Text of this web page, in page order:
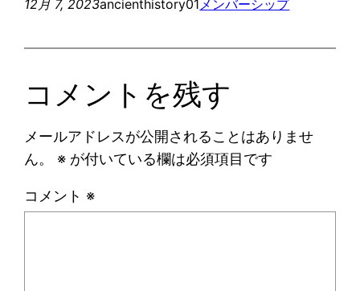
12月 7, 2023ancienthistory01メンバーシップ
コメントを残す
メールアドレスが公開されることはありませ
ん。
※ が付いている欄は必須項目です
コメント ※